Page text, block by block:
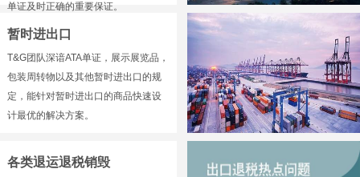
单证及时正确的重要保证。
暂时进出口
T&G团队深谙ATA单证，展示展览品，
包装周转物以及其他暂时进出口的规
定，能针对暂时进出口的商品快速设
计最优的解决方案。
各类退运退税销毁